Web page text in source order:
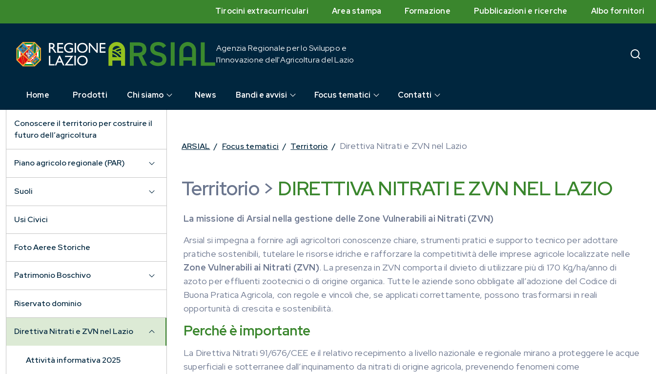
Tirocini extracurriculari Area stampa Formazione Pubblicazioni e ricerche Albo fornitori
Agenzia Regionale per lo Sviluppo e
l'Innovazione dell'Agricoltura del Lazio
Home Prodotti Chi siamo News Bandi e avvisi Focus tematici Contatti
Conoscere il territorio per costruire il
futuro dell’agricoltura
Piano agricolo regionale (PAR)
Suoli
Usi Civici
Foto Aeree Storiche
Patrimonio Boschivo
Riservato dominio
Direttiva Nitrati e ZVN nel Lazio
Attività informativa 2025
ARSIAL / Focus tematici / Territorio / Direttiva Nitrati e ZVN nel Lazio
Territorio > DIRETTIVA NITRATI E ZVN NEL LAZIO
La missione di Arsial nella gestione delle Zone Vulnerabili ai Nitrati (ZVN)
Arsial si impegna a fornire agli agricoltori conoscenze chiare, strumenti pratici e supporto tecnico per adottare
pratiche sostenibili, tutelare le risorse idriche e rafforzare la competitività delle imprese agricole localizzate nelle
Zone Vulnerabili ai Nitrati (ZVN). La presenza in ZVN comporta il divieto di utilizzare più di 170 Kg/ha/anno di
azoto per effluenti zootecnici o di origine organica. Tutte le aziende sono obbligate all’adozione del Codice di
Buona Pratica Agricola, con regole e vincoli che, se applicati correttamente, possono trasformarsi in reali
opportunità di crescita e sostenibilità.
Perché è importante
La Direttiva Nitrati 91/676/CEE e il relativo recepimento a livello nazionale e regionale mirano a proteggere le acque
superficiali e sotterranee dall’inquinamento da nitrati di origine agricola, prevenendo fenomeni come